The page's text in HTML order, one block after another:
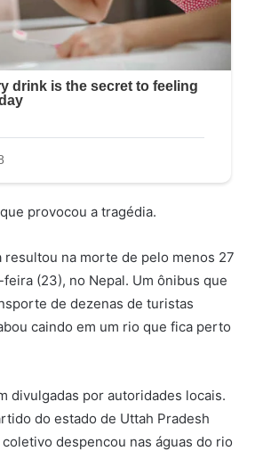
provocou a tragédia.
resultou na morte de pelo menos 27
(23), no Nepal. Um ônibus que
de dezenas de turistas
caindo em um rio que fica perto
divulgadas por autoridades locais.
do estado de Uttah Pradesh
despencou nas águas do rio